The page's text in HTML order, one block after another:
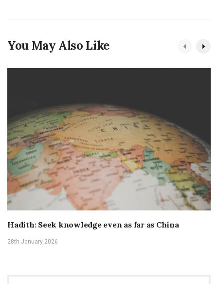
You May Also Like
Hadith: Seek knowledge even as far as China
28th January 2026